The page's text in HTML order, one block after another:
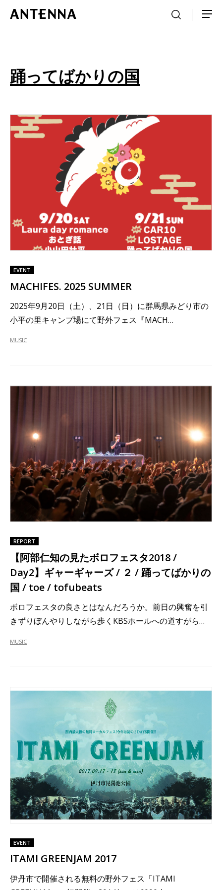
踊ってばかりの国
EVENT
MACHIFES. 2025 SUMMER
2025年9月20日（土）、21日（日）に群馬県みどり市の
小平の里キャンプ場にて野外フェス『MACH…
MUSIC
REPORT
【阿部仁知の見たボロフェスタ2018 /
Day2】ギャーギャーズ / ２ / 踊ってばかりの
国 / toe / tofubeats
ボロフェスタの良さとはなんだろうか。前日の興奮を引
きずりぼんやりしながら歩くKBSホールへの道すがら…
MUSIC
EVENT
ITAMI GREENJAM 2017
伊丹市で開催される無料の野外フェス「ITAMI